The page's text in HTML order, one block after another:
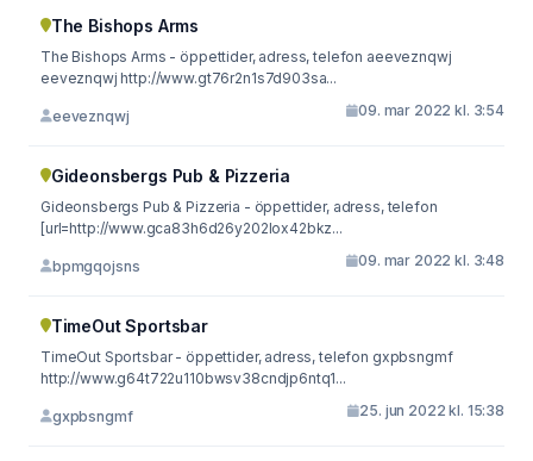
The Bishops Arms
The Bishops Arms - öppettider, adress, telefon aeeveznqwj
eeveznqwj http://www.gt76r2n1s7d903sa...
eeveznqwj 09. mar 2022 kl. 3:54
Gideonsbergs Pub & Pizzeria
Gideonsbergs Pub & Pizzeria - öppettider, adress, telefon
[url=http://www.gca83h6d26y202lox42bkz...
bpmgqojsns 09. mar 2022 kl. 3:48
TimeOut Sportsbar
TimeOut Sportsbar - öppettider, adress, telefon gxpbsngmf
http://www.g64t722u110bwsv38cndjp6ntq1...
gxpbsngmf 25. jun 2022 kl. 15:38